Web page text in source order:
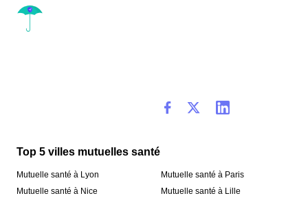
Top 5 villes mutuelles santé
Mutuelle santé à Lyon
Mutuelle santé à Nice
Mutuelle santé à Paris
Mutuelle santé à Lille